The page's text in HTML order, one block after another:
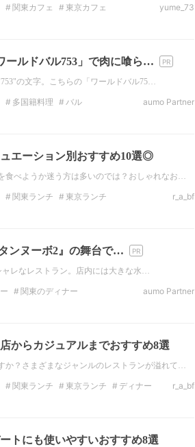
関東カフェ
東京カフェ
yume_73
ールドバル753」で肉に喰ら…
の文字。こちらの「ワールドバル75…
多国籍料理
バル
aumo Partner
エーション別おすすめ10選◎
食べようか迷う方は多いのでは？おしゃれなお…
関東ランチ
東京ランチ
r_a_bf
ンヌーボ2』の舞台で…
ャレなレストラン。店内には大きな水…
関東のディナー
aumo Partner
からカジュアルまでおすすめ8選
か？さまざまなジャンルのレストランが溢れて…
関東ランチ 東京ランチ
ディナー
r_a_bf
トにも使いやすいおすすめ8選